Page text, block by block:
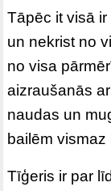
Tāpēc it visā
un nekrist no
no visa
aizraušanās
naudas un
bailēm
Tīģeris ir par